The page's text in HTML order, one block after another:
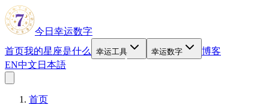
今日幸运数字
首页我的星座是什么 幸运工具 幸运数字
博客
EN中文 日本語
首页